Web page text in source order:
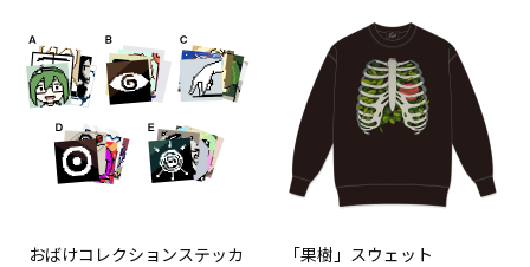
おばけコレクションステッカ
「果樹」スウェット